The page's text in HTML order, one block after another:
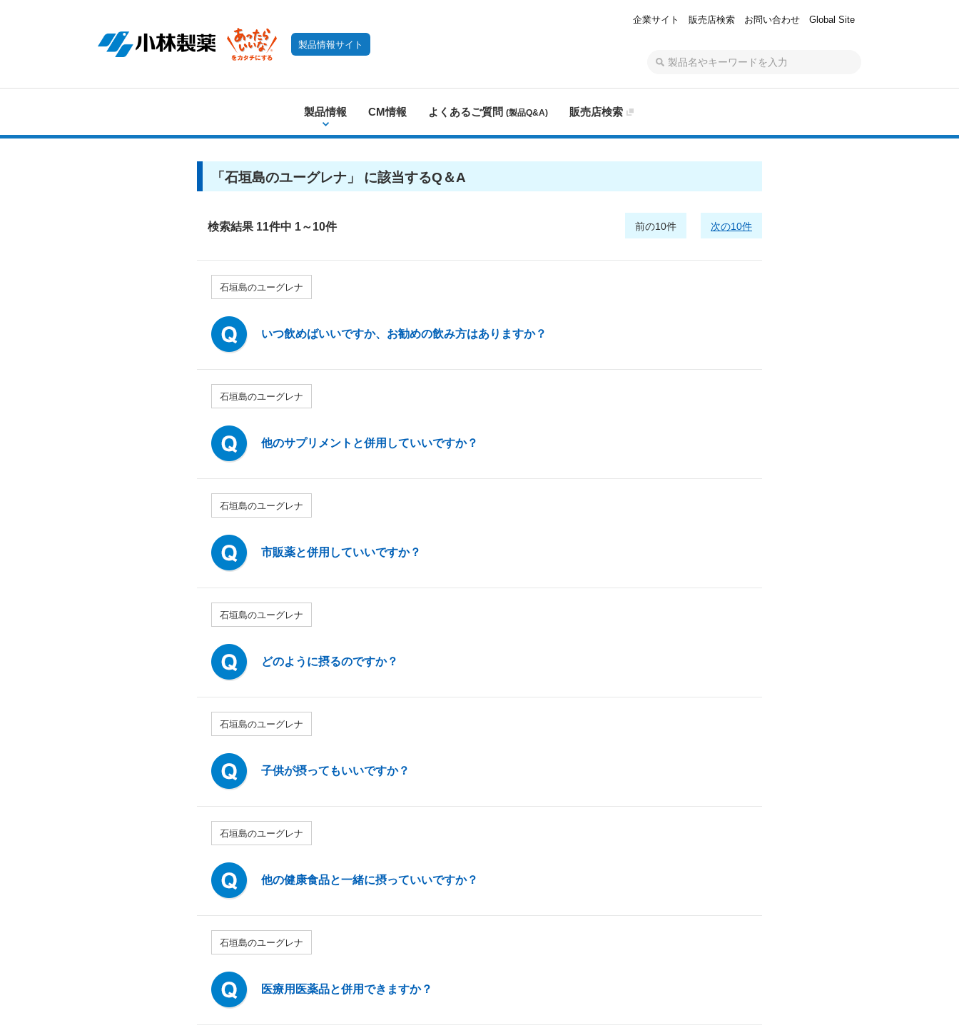
製品情報サイト
企業サイト 販売店検索 お問い合わせ Global Site
製品情報 CM情報 よくあるご質問 (製品Q&A) 販売店検索
「 石垣島のユーグレナ 」 に該当するQ＆A
検索結果 11件中 1～10件 前の10件 次の10件
石垣島のユーグレナ
いつ飲めばいいですか、お勧めの飲み方はありますか？
石垣島のユーグレナ
他のサプリメントと併用していいですか？
石垣島のユーグレナ
市販薬と併用していいですか？
石垣島のユーグレナ
どのように摂るのですか？
石垣島のユーグレナ
子供が摂ってもいいですか？
石垣島のユーグレナ
他の健康食品と一緒に摂っていいですか？
石垣島のユーグレナ
医療用医薬品と併用できますか？